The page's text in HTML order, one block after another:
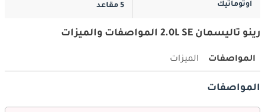
اوتوماتيك
5 مقاعد
رينو تاليسمان 2.0L SE المواصفات والميزات
المواصفات الميزات
المواصفات